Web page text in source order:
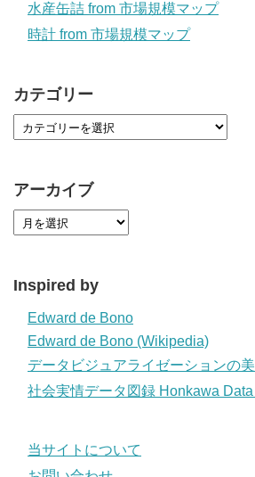
水産缶詰 from 市場規模マップ
時計 from 市場規模マップ
カテゴリー
アーカイブ
Inspired by
Edward de Bono
Edward de Bono (Wikipedia)
データビジュアライゼーションの美
社会実情データ図録 Honkawa
当サイトについて